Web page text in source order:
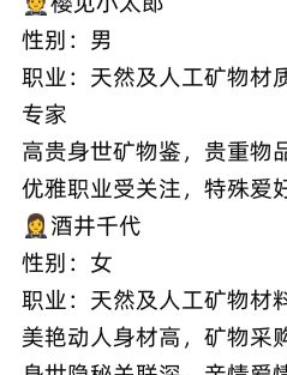
性别：男
职业：天然及人工矿物材
专家
高贵身世矿物鉴，贵重物
优雅职业受关注，特殊爱
🤵‍♀️酒井千代
性别：女
职业：天然及人工矿物材
美艳动人身材高，矿物采